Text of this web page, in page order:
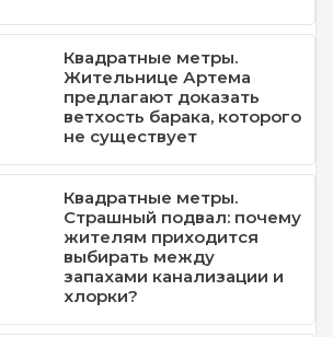
Квадратные метры.
Жительнице Артема
предлагают доказать
ветхость барака, которого
не существует
Квадратные метры.
Страшный подвал: почему
жителям приходится
выбирать между
запахами канализации и
хлорки?